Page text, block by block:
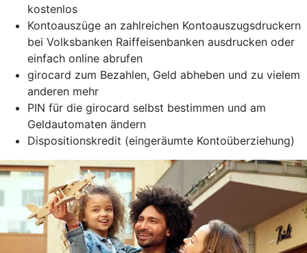
kostenlos
Kontoauszüge an zahlreichen Kontoauszugsdruckern
bei Volksbanken Raiffeisenbanken ausdrucken oder
einfach online abrufen
girocard zum Bezahlen, Geld abheben und zu vielem
anderen mehr
PIN für die girocard selbst bestimmen und am
Geldautomaten ändern
Dispositionskredit (eingeräumte Kontoüberziehung)